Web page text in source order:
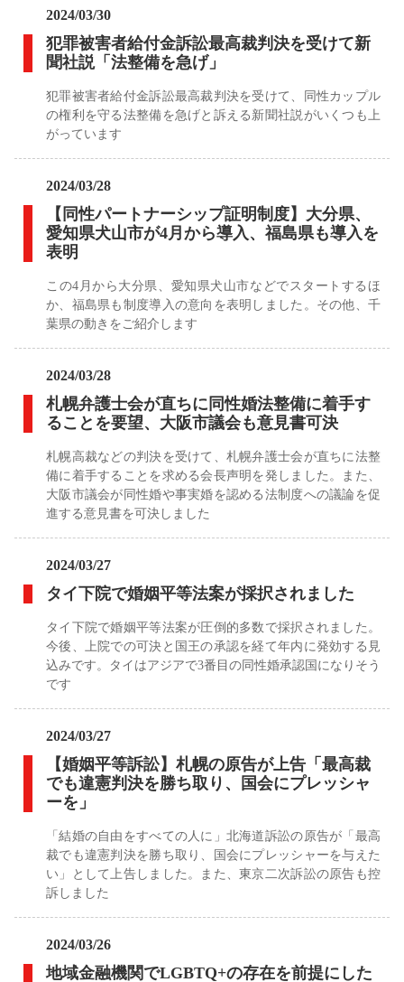
2024/03/30
犯罪被害者給付金訴訟最高裁判決を受けて新
聞社説「法整備を急げ」
犯罪被害者給付金訴訟最高裁判決を受けて、同性カップル
の権利を守る法整備を急げと訴える新聞社説がいくつも上
がっています
2024/03/28
【同性パートナーシップ証明制度】大分県、
愛知県犬山市が4月から導入、福島県も導入を
表明
この4月から大分県、愛知県犬山市などでスタートするほ
か、福島県も制度導入の意向を表明しました。その他、千
葉県の動きをご紹介します
2024/03/28
札幌弁護士会が直ちに同性婚法整備に着手す
ることを要望、大阪市議会も意見書可決
札幌高裁などの判決を受けて、札幌弁護士会が直ちに法整
備に着手することを求める会長声明を発しました。また、
大阪市議会が同性婚や事実婚を認める法制度への議論を促
進する意見書を可決しました
2024/03/27
タイ下院で婚姻平等法案が採択されました
タイ下院で婚姻平等法案が圧倒的多数で採択されました。
今後、上院での可決と国王の承認を経て年内に発効する見
込みです。タイはアジアで3番目の同性婚承認国になりそう
です
2024/03/27
【婚姻平等訴訟】札幌の原告が上告「最高裁
でも違憲判決を勝ち取り、国会にプレッシャ
ーを」
「結婚の自由をすべての人に」北海道訴訟の原告が「最高
裁でも違憲判決を勝ち取り、国会にプレッシャーを与えた
い」として上告しました。また、東京二次訴訟の原告も控
訴しました
2024/03/26
地域金融機関でLGBTQ+の存在を前提にした